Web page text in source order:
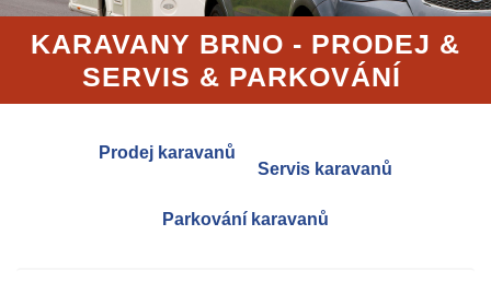
KARAVANY BRNO - PRODEJ &
SERVIS & PARKOVÁNÍ
Prodej karavanů
Servis karavanů
Parkování karavanů